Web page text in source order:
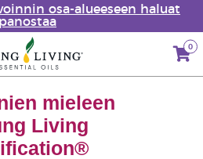
osa-alueeseen haluat
panostaa
0
mieleen
Living